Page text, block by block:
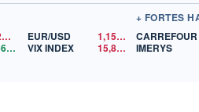
79,25$US
4 266,66 $US
EUR/USD 1,1548
$US
VIX INDEX
15,81$US
CARREFOUR
IMERYS